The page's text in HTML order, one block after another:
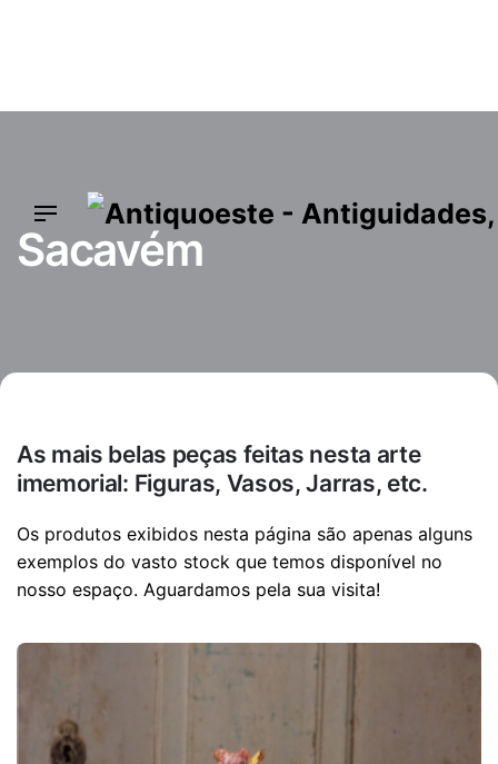
Sacavém
As mais belas peças feitas nesta arte
imemorial: Figuras, Vasos, Jarras, etc.
Os produtos exibidos nesta página são apenas alguns
exemplos do vasto stock que temos disponível no
nosso espaço. Aguardamos pela sua visita!